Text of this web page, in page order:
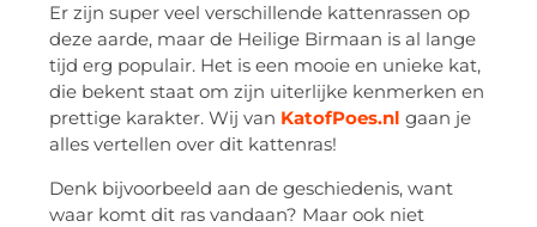
Er zijn super veel verschillende kattenrassen op
deze aarde, maar de Heilige Birmaan is al lange
tijd erg populair. Het is een mooie en unieke kat,
die bekent staat om zijn uiterlijke kenmerken en
prettige karakter. Wij van KatofPoes.nl gaan je
alles vertellen over dit kattenras!
Denk bijvoorbeeld aan de geschiedenis, want
waar komt dit ras vandaan? Maar ook niet